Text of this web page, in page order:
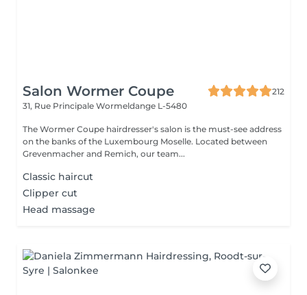
Salon Wormer Coupe
212
31, Rue Principale Wormeldange L-5480
The Wormer Coupe hairdresser's salon is the must-see address
on the banks of the Luxembourg Moselle. Located between
Grevenmacher and Remich, our team...
Classic haircut
Clipper cut
Head massage